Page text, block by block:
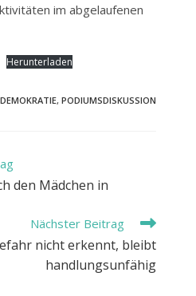
im abgelaufenen
Herunterladen
DEMOKRATIE, PODIUMSDISKUSSION
den Mädchen in
Nächster Beitrag
nicht erkennt, bleibt
handlungsunfähig